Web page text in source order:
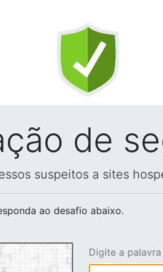
de
suspeitos a sites
ao desafio abaixo.
Digite a